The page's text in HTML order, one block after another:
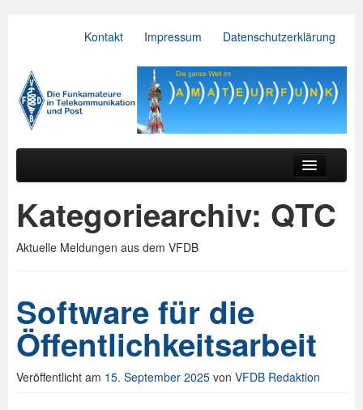
Kontakt Impressum Datenschutzerklärung
VFDB e.V.
Hauptmenü
Der Verein
Referate
Relais
Downloads
Spenden
Kategoriearchiv: QTC
Aktuelle Meldungen aus dem VFDB
Software für die
Öffentlichkeitsarbeit
Veröffentlicht am 15. September 2025 von VFDB Redaktion